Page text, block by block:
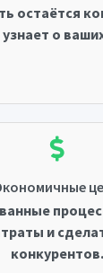
остаётся
узнает о
и
конкурентов.